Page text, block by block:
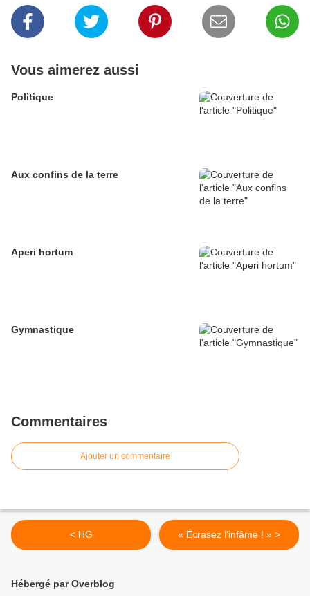
Vous aimerez aussi
Politique
Aux confins de la terre
Aperi hortum
Gymnastique
Commentaires
Ajouter un commentaire
< HG « Écrasez l'infâme ! » >
Hébergé par Overblog